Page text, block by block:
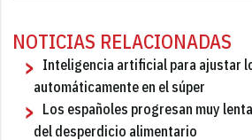
NOTICIAS RELACIONADAS
Inteligencia artificial para ajustar
automáticamente en el súper
Los españoles progresan muy
del desperdicio alimentario